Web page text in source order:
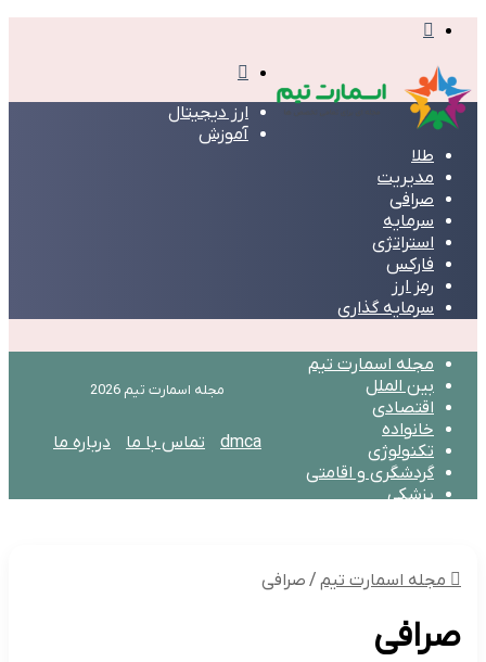
ارز دیجیتال
آموزش
طلا
مدیریت
صرافی
سرمایه
استراتژی
فارکس
رمز ارز
سرمایه گذاری
مجله اسمارت تیم
بین الملل
اقتصادی
خانواده
تکنولوژی
گردشگری و اقامتی
پزشکی
مجله اسمارت تیم / صرافی
صرافی
مجله اسمارت تیم 2026
dmca تماس با ما درباره ما